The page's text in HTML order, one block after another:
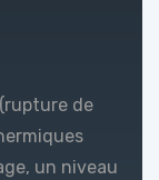
de
un niveau